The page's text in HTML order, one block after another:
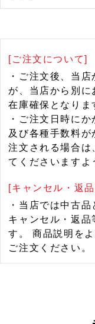
[ご注文について]
・ご注文後、当
が、当店から別に
在庫確保となりま
・ご注文日時に
及び各種手数料
注文される場合は
てくださいますよ
[キャンセル・返
・当店では中古
キャンセル・返品
す。 商品説明を
ご注文ください。